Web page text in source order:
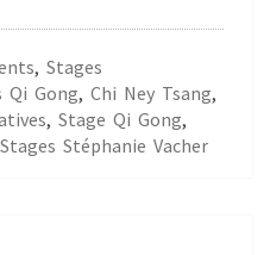
, Stages
Qi Gong, Chi Ney Tsang,
, Stage Qi Gong,
Stages Stéphanie Vacher